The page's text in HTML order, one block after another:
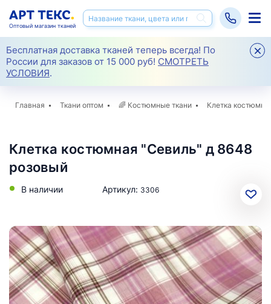
Бесплатная доставка тканей теперь всегда! По
России для заказов от 15 000 руб! СМОТРЕТЬ
УСЛОВИЯ.
Оптовый магазин тканей
Главная Ткани оптом 🌈 Костюмные ткани Клетка
Клетка костюмная "Севиль" д 8648
розовый
В наличии Артикул: 3306